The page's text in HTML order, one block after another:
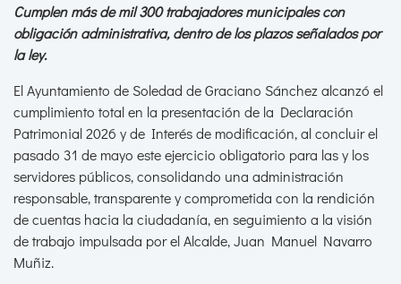
Cumplen más de mil 300 trabajadores municipales con
obligación administrativa, dentro de los plazos señalados por
la ley.
El Ayuntamiento de Soledad de Graciano Sánchez alcanzó el
cumplimiento total en la presentación de la Declaración
Patrimonial 2026 y de Interés de modificación, al concluir el
pasado 31 de mayo este ejercicio obligatorio para las y los
servidores públicos, consolidando una administración
responsable, transparente y comprometida con la rendición
de cuentas hacia la ciudadanía, en seguimiento a la visión
de trabajo impulsada por el Alcalde, Juan Manuel Navarro
Muñiz.